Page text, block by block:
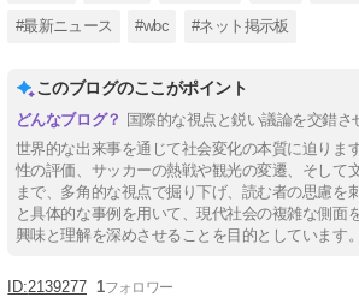
#最新ニュース #wbc #ネット掲示板
このブログのここがポイント
国際的な視点と鋭い議論を交錯さ
世界的な出来事を通じて社会変化の本質に迫りま
性の評価、サッカーの熱戦や観光の変遷、そして
まで、多角的な視点で掘り下げ、読む者の思慮を
と具体的な事例を用いて、現代社会の複雑な側面
興味と理解を深めさせることを目的としています。
2139277 1